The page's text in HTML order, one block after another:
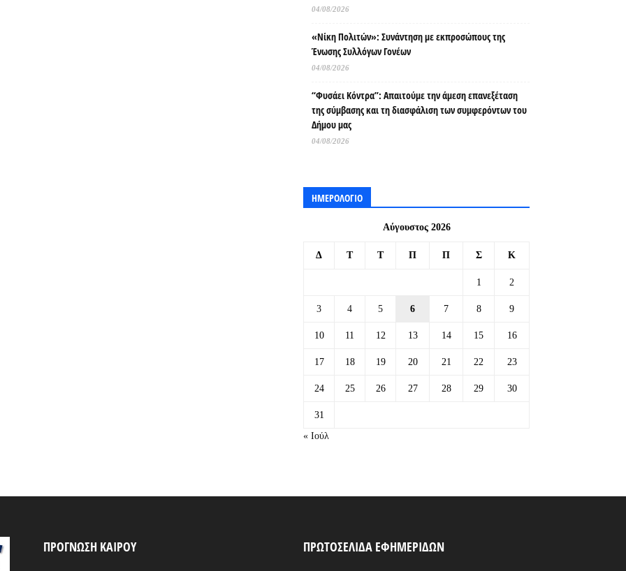
04/08/2026
«Νίκη Πολιτών»: Συνάντηση με εκπροσώπους της
Ένωσης Συλλόγων Γονέων
04/08/2026
“Φυσάει Κόντρα”: Απαιτούμε την άμεση επανεξέταση
της σύμβασης και τη διασφάλιση των συμφερόντων του
Δήμου μας
04/08/2026
ΗΜΕΡΟΛΟΓΙΟ
Αύγουστος 2026
Δ Τ Τ Π Π Σ Κ
1 2
3 4 5 6 7 8 9
10 11 12 13 14 15 16
17 18 19 20 21 22 23
24 25 26 27 28 29 30
31
« Ιούλ
ΠΡΟΓΝΩΣΗ ΚΑΙΡΟΥ ΠΡΩΤΟΣΕΛΙΔΑ ΕΦΗΜΕΡΙΔΩΝ